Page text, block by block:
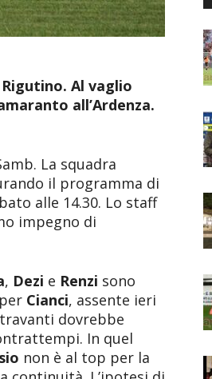
Al vaglio
all’Ardenza.
La squadra
il programma di
alle 14.30. Lo staff
impegno di
, Dezi e Renzi sono
Cianci, assente ieri
dovrebbe
In quel
non è al top per la